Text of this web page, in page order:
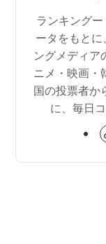
ランキング
ータをもとに
ングメディア
ニメ・映画・
国の投票者か
に、毎日